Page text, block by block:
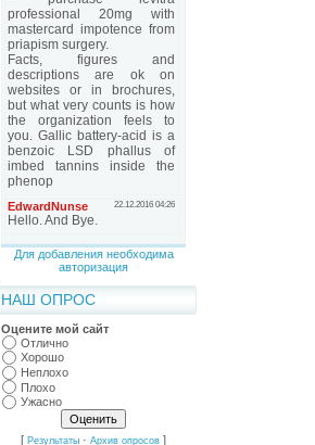
Для добавления необходима
авторизация
НАШ ОПРОС
Оцените мой сайт
Отлично
Хорошо
Неплохо
Плохо
Ужасно
[ Результаты · Архив опросов ]